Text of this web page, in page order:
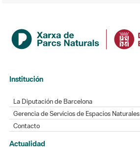
Institución
La Diputación de Barcelona
Gerencia de Servicios de Espacios Naturales
Contacto
Actualidad